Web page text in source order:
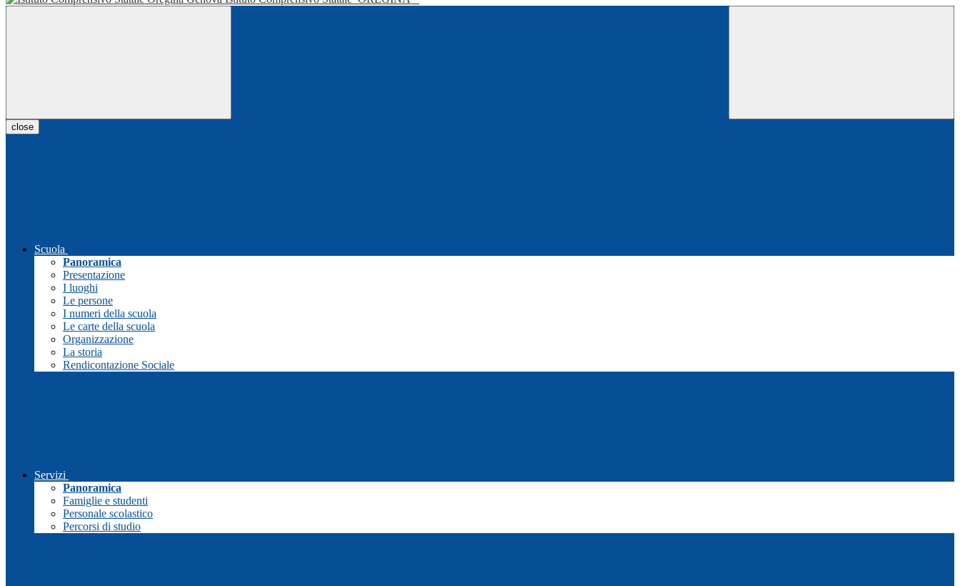
close
Scuola
Panoramica
Presentazione
I luoghi
Le persone
I numeri della scuola
Le carte della scuola
Organizzazione
La storia
Rendicontazione Sociale
Servizi
Panoramica
Famiglie e studenti
Personale scolastico
Percorsi di studio